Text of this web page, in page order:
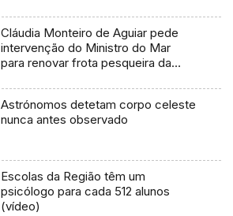
Cláudia Monteiro de Aguiar pede
intervenção do Ministro do Mar
para renovar frota pesqueira da
Astrónomos detetam corpo celeste
nunca antes observado
Escolas da Região têm um
psicólogo para cada 512 alunos
(vídeo)